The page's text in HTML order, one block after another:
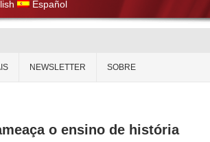
Español
NEWSLETTER SOBRE
o ensino de história